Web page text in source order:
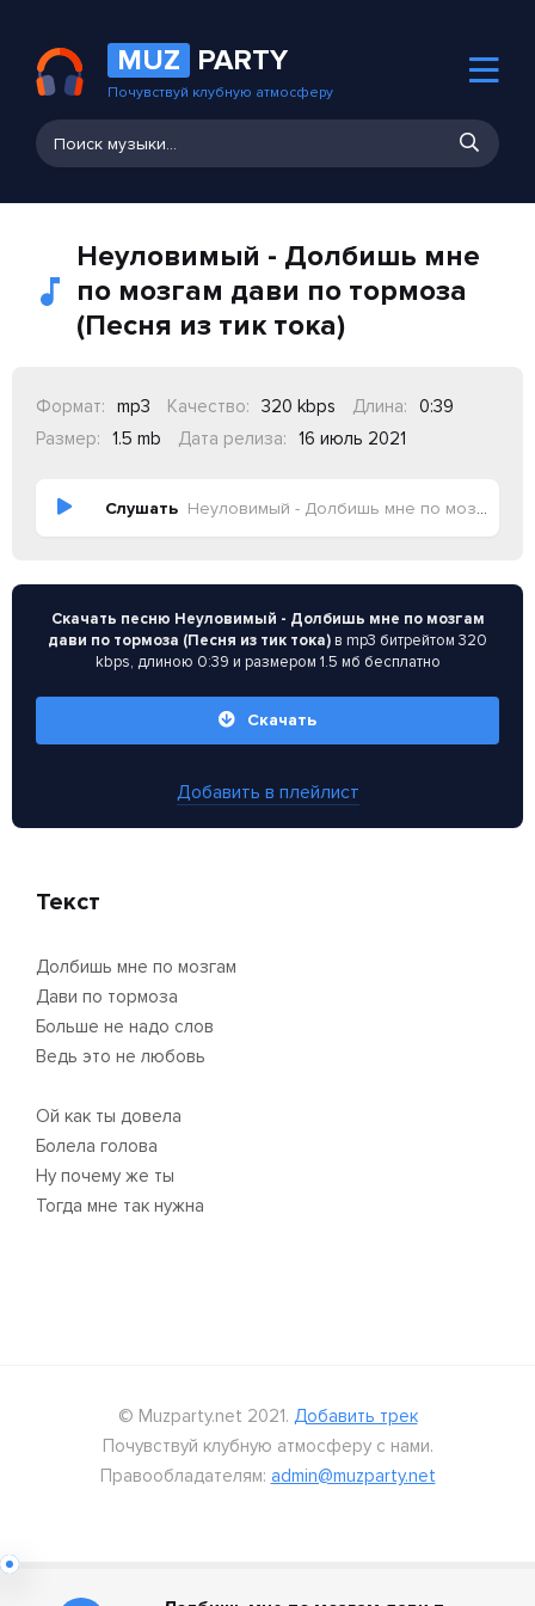
MUZ PARTY
Почувствуй клубную атмосферу
Неуловимый - Долбишь мне
по мозгам дави по тормоза
(Песня из тик тока)
Формат: mp3 Качество: 320 kbps Длина:
0:39
Размер:
1.5 mb Дата релиза: 16 июль 2021
Слушать Неуловимый - Долбишь мне по мозгам дави по тормоза (Песня из тик тока)
Скачать песню Неуловимый - Долбишь мне по мозгам
дави по тормоза (Песня из тик тока) в mp3 битрейтом 320
kbps, длиною 0:39 и размером 1.5 мб бесплатно
Скачать
Добавить в плейлист
Текст
Долбишь мне по мозгам
Дави по тормоза
Больше не надо слов
Ведь это не любовь
Ой как ты довела
Болела голова
Ну почему же ты
Тогда мне так нужна
© Muzparty.net 2021. Добавить трек
Почувствуй клубную атмосферу с нами.
Правообладателям: admin@muzparty.net